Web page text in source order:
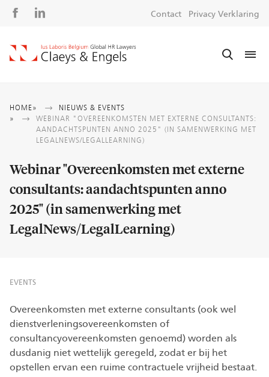
Social
Contact Privacy Verklaring
Kruimelpad
HOME
NIEUWS & EVENTS
WEBINAR "OVEREENKOMSTEN MET EXTERNE CONSULTANTS:
AANDACHTSPUNTEN ANNO 2025" (IN SAMENWERKING MET
LEGALNEWS/LEGALLEARNING)
Webinar "Overeenkomsten met externe
consultants: aandachtspunten anno
2025" (in samenwerking met
LegalNews/LegalLearning)
EVENTS
Overeenkomsten met externe consultants (ook wel
dienstverleningsovereenkomsten of
consultancyovereenkomsten genoemd) worden als
dusdanig niet wettelijk geregeld, zodat er bij het
opstellen ervan een ruime contractuele vrijheid bestaat.